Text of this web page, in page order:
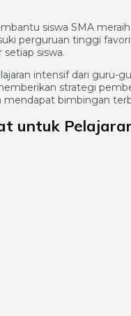
siswa SMA
perguruan tinggi
siswa.
intensif dari guru-
strategi
bimbingan
untuk